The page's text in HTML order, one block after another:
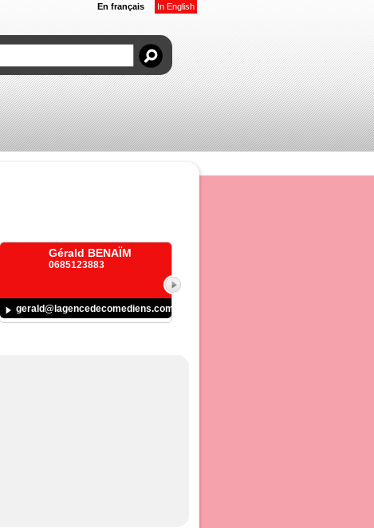
En français In English
Gérald BENAÏM
0685123883
gerald@lagencedecomediens.com